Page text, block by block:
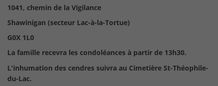
1041, chemin de la Vigilance
Shawinigan (secteur Lac-à-la-Tortue)
G0X 1L0
La famille recevra les condoléances à partir de 13h30.
L'inhumation des cendres suivra au Cimetière St-Théophile-
du-Lac.